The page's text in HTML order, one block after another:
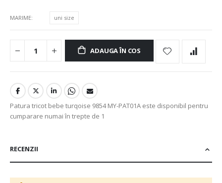
MARIME uni size
ADAUGA ÎN COS
Patura tricot bebe turqoise 9854 MY-PAT01A este disponibil pentru
cumparare numai în trepte de 1
RECENZII